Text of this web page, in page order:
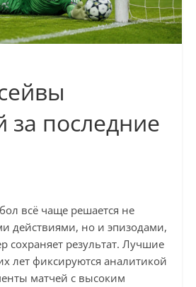
за последние
всё чаще решается не
действиями, но и эпизодами,
сохраняет результат. Лучшие
лет фиксируются аналитикой
матчей с высоким